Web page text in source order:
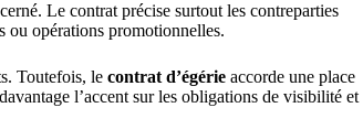
Le contrat précise surtout les contreparties
ou opérations promotionnelles.
Toutefois, le contrat d’égérie accorde une place
l’accent sur les obligations de visibilité et